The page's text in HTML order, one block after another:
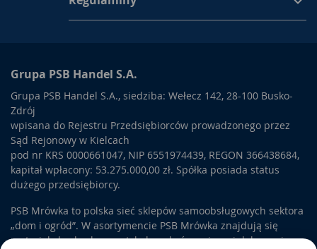
Grupa PSB Handel S.A.
Grupa PSB Handel S.A., siedziba: Wełecz 142, 28-100 Busko-
Zdrój
wpisana do Rejestru Przedsiębiorców prowadzonego przez
Sąd Rejonowy w Kielcach
pod nr KRS 0000661047, NIP 6551974439, REGON 366438684,
kapitał wpłacony: 53.275.000,00 zł. Spółka posiada status
dużego przedsiębiorcy.
PSB Mrówka to polska sieć sklepów samoobsługowych sektora
„dom i ogród”. W asortymencie PSB Mrówka znajdują się
materiały budowlane, artykuły wykończeniowe i dekoracyjne,